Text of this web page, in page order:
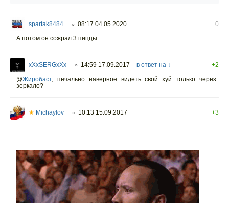
spartak8484 ○ 08:17 04.05.2020
0
А потом он сожрал 3 пиццы
xXxSERGxXx ○ 14:59 17.09.2017 в ответ на ↓
+2
@Жиробаст, печально наверное видеть свой хуй только через
зеркало?
★ Michaylov ○ 10:13 15.09.2017 +3